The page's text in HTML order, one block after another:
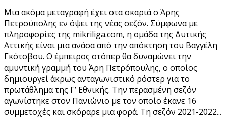
Μια ακόμα μεταγραφή έχει στα σκαριά ο Άρης
Πετρούπολης εν όψει της νέας σεζόν. Σύμφωνα με
πληροφορίες της mikriliga.com, η ομάδα της Δυτικής
Αττικής είναι μια ανάσα από την απόκτηση του Βαγγέλη
Γκότοβου. Ο έμπειρος στόπερ θα δυναμώνει την
αμυντική γραμμή του Άρη Πετρόπουλης, ο οποίος
δημιουργεί άκρως ανταγωνιστικό ρόστερ για το
πρωτάθλημα της Γ’ Εθνικής. Την περασμένη σεζόν
αγωνίστηκε στον Πανιώνιο με τον οποίο έκανε 16
συμμετοχές και σκόραρε μια φορά. Τη σεζόν 2021-2022...